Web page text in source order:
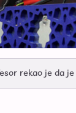
rekao je da